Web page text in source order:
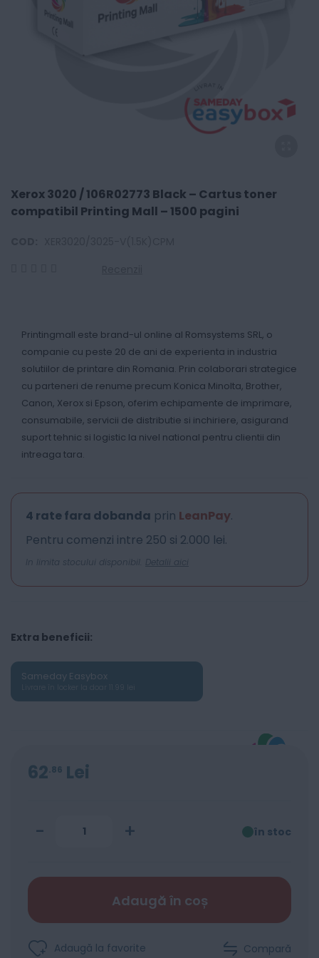
Xerox 3020 / 106R02773 Black – Cartus toner
compatibil Printing Mall – 1500 pagini
Printingmall este brand-ul online al Romsystems SRL, o
companie cu peste 20 de ani de experienta in industria
solutiilor de printare din Romania. Prin colaborari strategice
cu parteneri de renume precum Konica Minolta, Brother,
Canon, Xerox si Epson, oferim echipamente de imprimare,
consumabile, servicii de distributie si inchiriere, asigurand
suport tehnic si logistic la nivel national pentru clientii din
intreaga tara.
4 rate fara dobanda prin LeanPay.
Pentru comenzi intre 250 si 2.000 lei.
In limita stocului disponibil. Detalii aici
Extra beneficii:
Sameday Easybox
62 86 Lei
- + în stoc
Adaugă în coș
Adaugă la favorite Compară